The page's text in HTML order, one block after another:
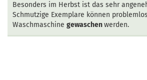
Besonders im Herbst ist das sehr
Schmutzige Exemplare können
Waschmaschine gewaschenwerden.